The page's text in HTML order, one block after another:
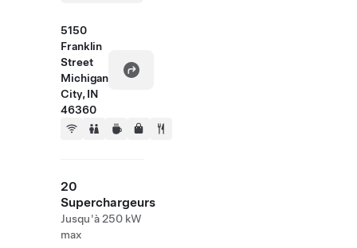
5150
Franklin
Street
Michigan
City, IN
46360
20
Superchargeurs
Jusqu'à 250 kW
max